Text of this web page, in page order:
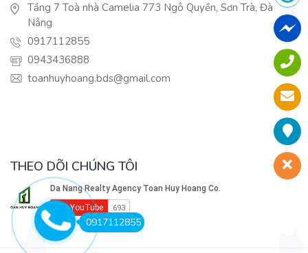
Tầng 7 Toà nhà Camelia 773 Ngô Quyền, Sơn Trà, Đà
Nẵng
0917112855
0943436888
toanhuyhoang.bds@gmail.com
THEO DÕI CHÚNG TÔI
0917112855